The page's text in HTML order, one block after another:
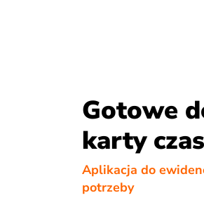
Gotowe
karty
Aplikacja do
potrzeby